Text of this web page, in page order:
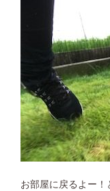
お部屋に戻るよー